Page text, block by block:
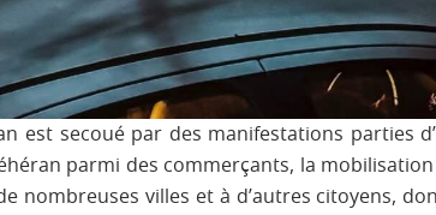
est secoué par des manifestations parties
parmi des commerçants, la
nombreuses villes et à d’autres citoyens,